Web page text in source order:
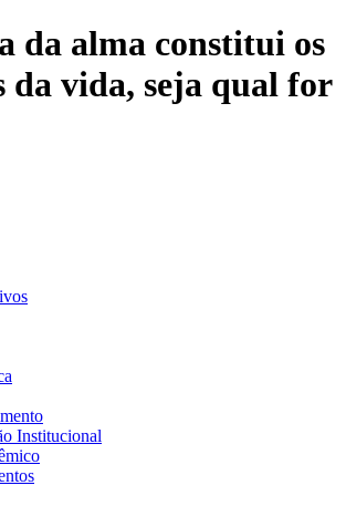
da alma constitui os
da vida, seja qual for
Institucional